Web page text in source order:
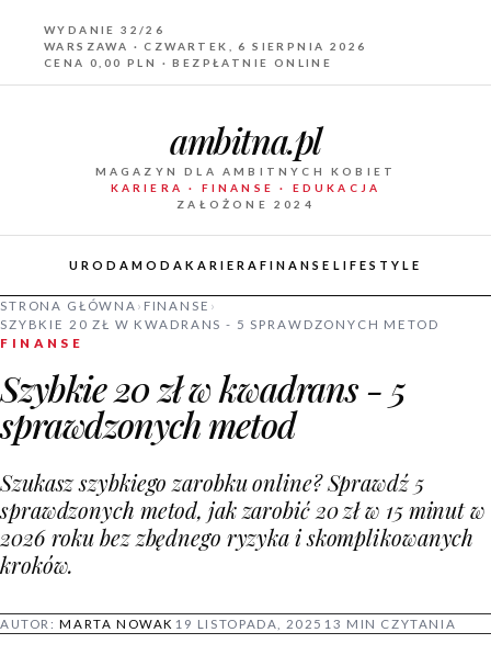
WYDANIE 32/26
WARSZAWA · CZWARTEK, 6 SIERPNIA 2026
CENA 0,00 PLN · BEZPŁATNIE ONLINE
ambitna.pl
MAGAZYN DLA AMBITNYCH KOBIET
KARIERA · FINANSE · EDUKACJA
ZAŁOŻONE 2024
URODAMODAKARIERA FINANSE LIFESTYLE
STRONA GŁÓWNA › FINANSE ›
SZYBKIE 20 ZŁ W KWADRANS - 5 SPRAWDZONYCH METOD
FINANSE
Szybkie 20 zł w kwadrans - 5
sprawdzonych metod
Szukasz szybkiego zarobku online? Sprawdź 5
sprawdzonych metod, jak zarobić 20 zł w 15 minut w
2026 roku bez zbędnego ryzyka i skomplikowanych
kroków.
AUTOR:MARTA NOWAK 19 LISTOPADA, 2025 13 MIN CZYTANIA